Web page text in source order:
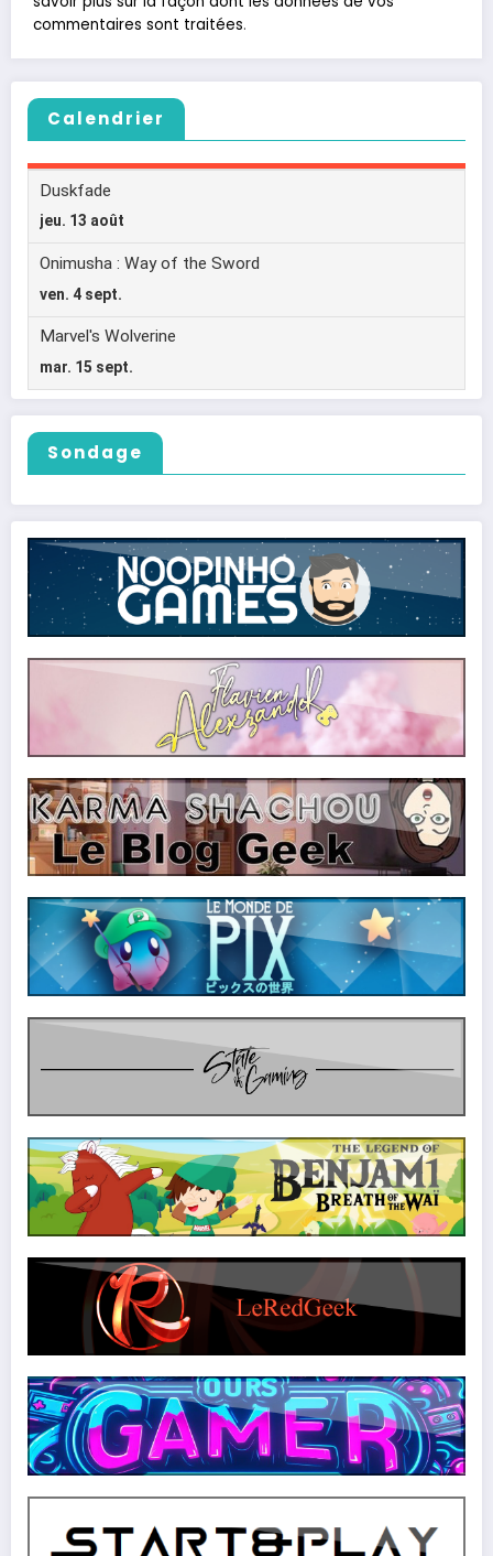
commentaires sont traitées.
Calendrier
Sondage